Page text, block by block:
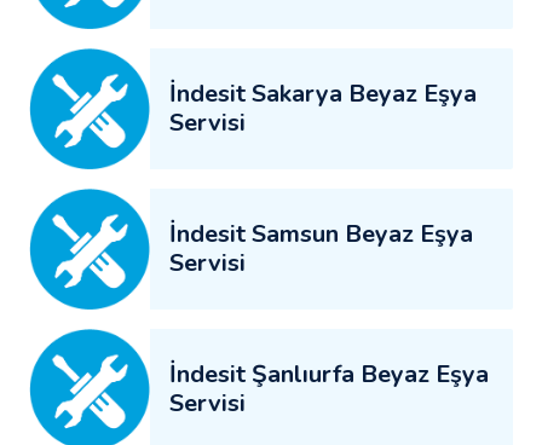
İndesit Sakarya Beyaz Eşya
Servisi
İndesit Samsun Beyaz Eşya
Servisi
İndesit Şanlıurfa Beyaz Eşya
Servisi